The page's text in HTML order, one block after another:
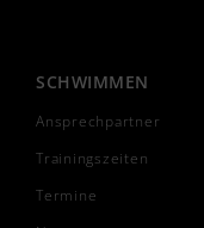
SCHWIMMEN
Ansprechpartner
Trainingszeiten
Termine